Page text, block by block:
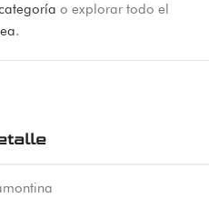
o explorar todo el
.